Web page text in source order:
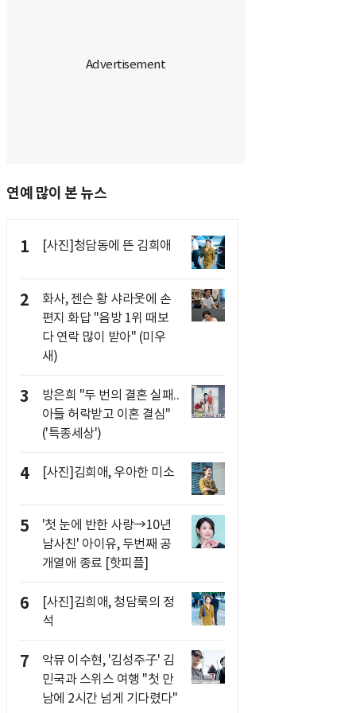
연예 많이 본 뉴스
1 [사진]청담동에 뜬 김희애
2
화사, 젠슨 황 샤라웃에 손
편지 화답 "음방 1위 때보
다 연락 많이 받아" (미우
새)
3
방은희 "두 번의 결혼 실패..
아들 허락받고 이혼 결심"
('특종세상')
4 [사진]김희애, 우아한 미소
5
'첫 눈에 반한 사랑→10년
남사친' 아이유, 두번째 공
개열애 종료 [핫피플]
6
[사진]김희애, 청담룩의 정
석
7
악뮤 이수현, '김성주子' 김
민국과 스위스 여행 "첫 만
남에 2시간 넘게 기다렸다"